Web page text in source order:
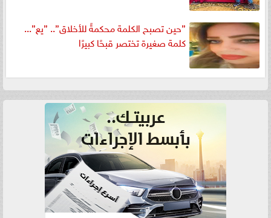
”حين تصبح الكلمة محكمةً للأخلاق”.. ”يع”...
كلمة صغيرة تختصر قبحًا كبيرًا